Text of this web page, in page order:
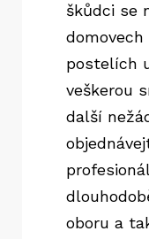
škůdci se
domovech
postelích
veškerou
další
oboru a